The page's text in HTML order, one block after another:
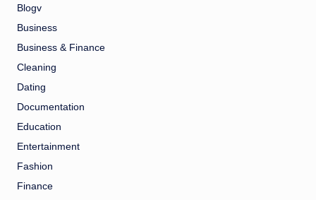
Blogv
Business
Business & Finance
Cleaning
Dating
Documentation
Education
Entertainment
Fashion
Finance